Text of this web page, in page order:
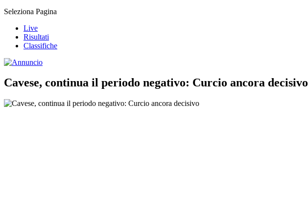
Seleziona Pagina
Live
Risultati
Classifiche
Cavese, continua il periodo negativo: Curcio ancora decisivo